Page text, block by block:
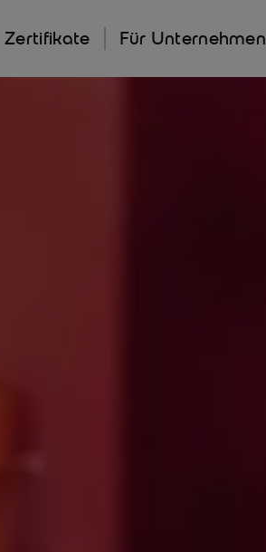
Zertifikate Für Unternehmen